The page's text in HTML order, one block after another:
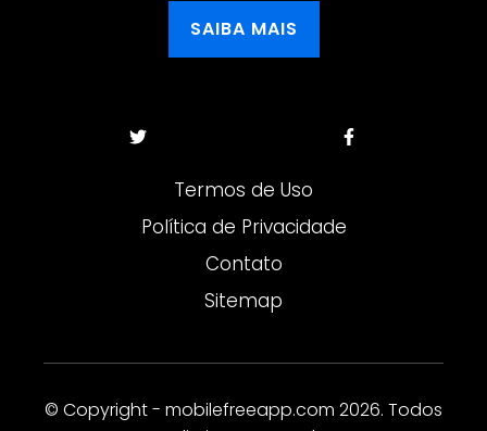
SAIBA MAIS
Termos de Uso
Política de Privacidade
Contato
Sitemap
© Copyright - mobilefreeapp.com 2026. Todos